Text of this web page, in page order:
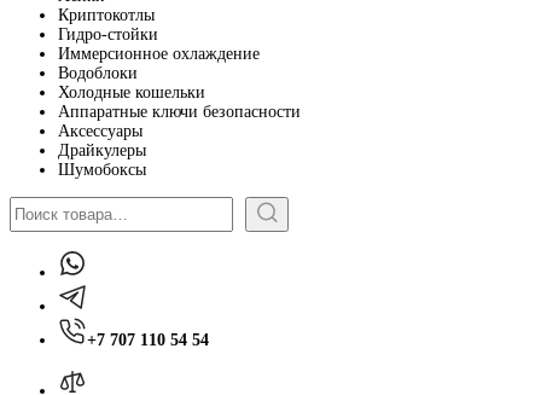
Криптокотлы
Гидро-стойки
Иммерсионное охлаждение
Водоблоки
Холодные кошельки
Аппаратные ключи безопасности
Аксессуары
Драйкулеры
Шумобоксы
Поиск
+7 707 110 54 54